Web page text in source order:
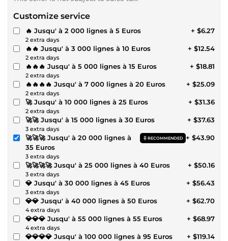
Customize service
🔥 Jusqu' à 2 000 lignes à 5 Euros
2 extra days
+ $6.27
🔥🔥 Jusqu' à 3 000 lignes à 10 Euros
2 extra days
+ $12.54
🔥🔥🔥 Jusqu' à 5 000 lignes à 15 Euros
2 extra days
+ $18.81
🔥🔥🔥🔥 Jusqu' à 7 000 lignes à 20 Euros
2 extra days
+ $25.09
🚀 Jusqu' à 10 000 lignes à 25 Euros
2 extra days
+ $31.36
🚀🚀 Jusqu' à 15 000 lignes à 30 Euros
3 extra days
+ $37.63
🚀🚀🚀 Jusqu' à 20 000 lignes à
35 Euros
RECOMMENDED
3 extra days
+ $43.90
🚀🚀🚀🚀 Jusqu' à 25 000 lignes à 40 Euros
3 extra days
+ $50.16
💎 Jusqu' à 30 000 lignes à 45 Euros
3 extra days
+ $56.43
💎💎 Jusqu' à 40 000 lignes à 50 Euros
4 extra days
+ $62.70
💎💎💎 Jusqu' à 55 000 lignes à 55 Euros
4 extra days
+ $68.97
💎💎💎💎 Jusqu' à 100 000 lignes à 95 Euros + $119.14